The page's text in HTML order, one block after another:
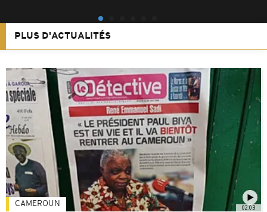
PLUS D'ACTUALITÉS
02:03
CAMEROUN